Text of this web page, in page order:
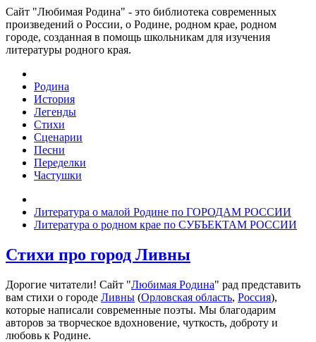
Сайт "Любимая Родина" - это библиотека современных
произведений о России, о Родине, родном крае, родном
городе, созданная в помощь школьникам для изучения
литературы родного края.
Родина
История
Легенды
Стихи
Сценарии
Песни
Переделки
Частушки
Литература о малой Родине по ГОРОДАМ РОССИИ
Литература о родном крае по СУБЪЕКТАМ РОССИИ
Стихи про город Ливны
Дорогие читатели! Сайт "Любимая Родина" рад представить
вам стихи о городе Ливны (Орловская область, Россия),
которые написали современные поэты. Мы благодарим
авторов за творческое вдохновение, чуткость, доброту и
любовь к Родине.